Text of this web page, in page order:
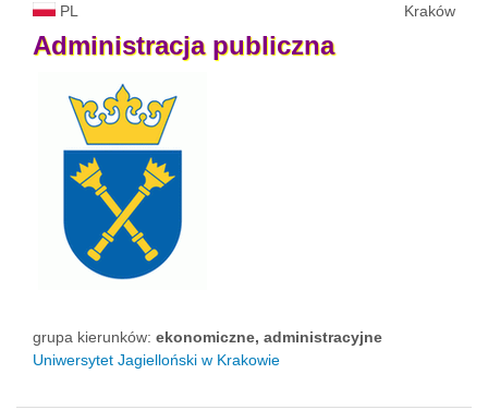
PL Kraków
Administracja publiczna
grupa kierunków: ekonomiczne, administracyjne
Uniwersytet Jagielloński w Krakowie